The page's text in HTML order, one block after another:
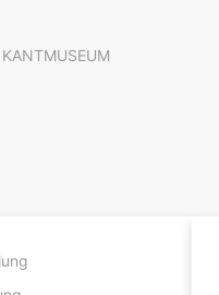
KANTMUSEUM